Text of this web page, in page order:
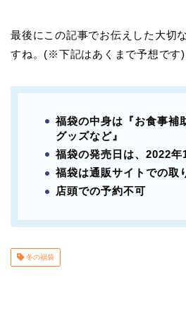
最後にこの記事でお伝えした大切
すね。(※下記はあくまで予想です)
福袋の中身は『お食事補
グッズなど』
福袋の発売日は、2022年
福袋は通販サイトでの取
店頭での予約不可
冬の福袋